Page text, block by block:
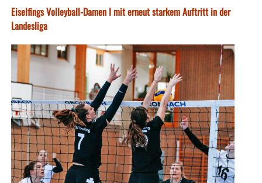
Eiselfings Volleyball-Damen I mit erneut starkem Auftritt in der
Landesliga